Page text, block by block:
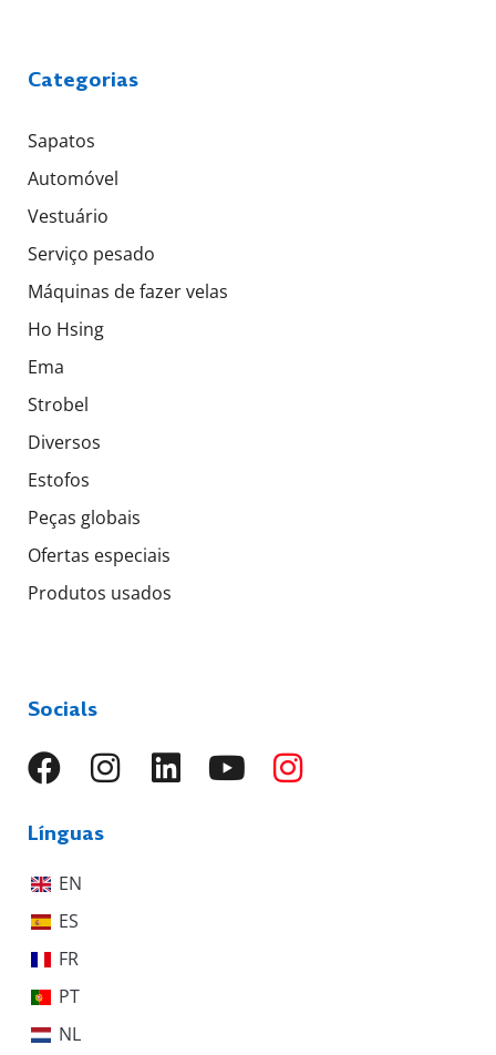
Categorias
Sapatos
Automóvel
Vestuário
Serviço pesado
Máquinas de fazer velas
Ho Hsing
Ema
Strobel
Diversos
Estofos
Peças globais
Ofertas especiais
Produtos usados
Socials
Línguas
EN
ES
FR
PT
NL